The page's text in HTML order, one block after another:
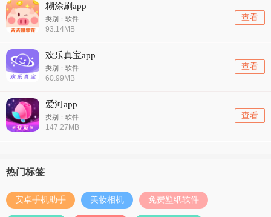
糊涂刷app
类别：软件
93.14MB
查看
欢乐真宝app
类别：软件
60.99MB
查看
爱河app
类别：软件
147.27MB
查看
热门标签
安卓手机助手 美妆相机 免费壁纸软件